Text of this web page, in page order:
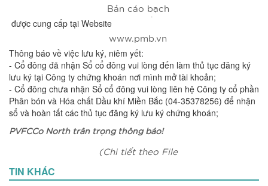
Bản cáo bạch
niêm yết:
được cung cấp tại Website
www.pmb.vn
Thông báo về việc lưu ký, niêm yết:
- Cổ đông đã nhận Sổ cổ đông vui lòng đến làm thủ tục đăng ký
lưu ký tại Công ty chứng khoán nơi mình mở tài khoản;
- Cổ đông chưa nhận Sổ cổ đông vui lòng liên hệ Công ty cổ phần
Phân bón và Hóa chất Dầu khí Miền Bắc (04-35378256) để nhận
sổ và hoàn tất các thủ tục đăng ký lưu ký chứng khoán;
PVFCCo North trân trọng thông báo!
(Chi tiết theo File
TIN KHÁC